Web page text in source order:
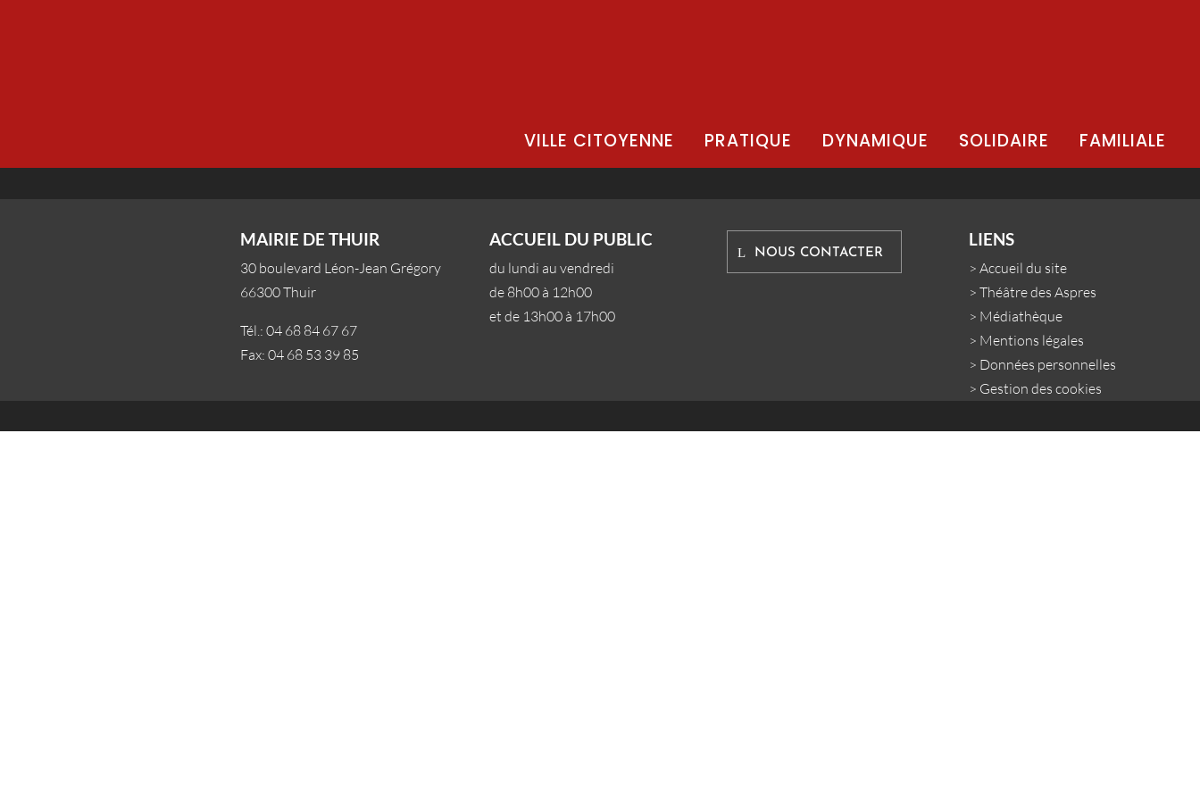
VILLE CITOYENNE PRATIQUE DYNAMIQUE SOLIDAIRE FAMILIALE
MAIRIE DE THUIR
30 boulevard Léon-Jean Grégory
66300 Thuir
Tél.: 04 68 84 67 67
Fax: 04 68 53 39 85
ACCUEIL DU PUBLIC
du lundi au vendredi
de 8h00 à 12h00
et de 13h00 à 17h00
NOUS CONTACTER
LIENS
>Accueil du site
>Théâtre des Aspres
> Médiathèque
> Mentions légales
> Données personnelles
> Gestion des cookies